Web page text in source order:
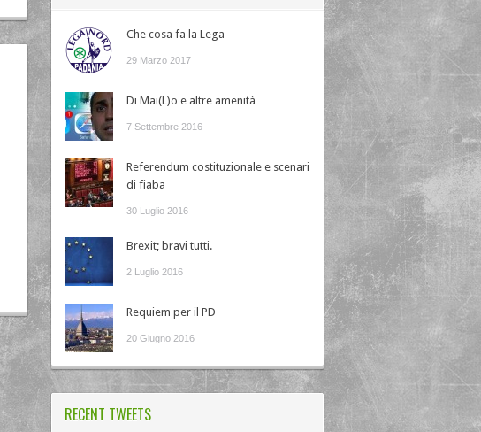
Che cosa fa la Lega
29 Marzo 2017
Di Mai(L)o e altre amenità
7 Settembre 2016
Referendum costituzionale e scenari
di fiaba
30 Luglio 2016
Brexit; bravi tutti.
2 Luglio 2016
Requiem per il PD
20 Giugno 2016
RECENT TWEETS